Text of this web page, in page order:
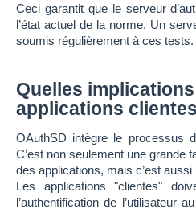
Ceci garantit que le serveur
l’état actuel de la norme. Un
soumis régulièrement à ces tests.
Quelles
applications
OAuthSD intègre le processus
C’est non seulement une grande
des applications, mais c’est
Les applications "clientes"
l’authentification de l’utilisateur